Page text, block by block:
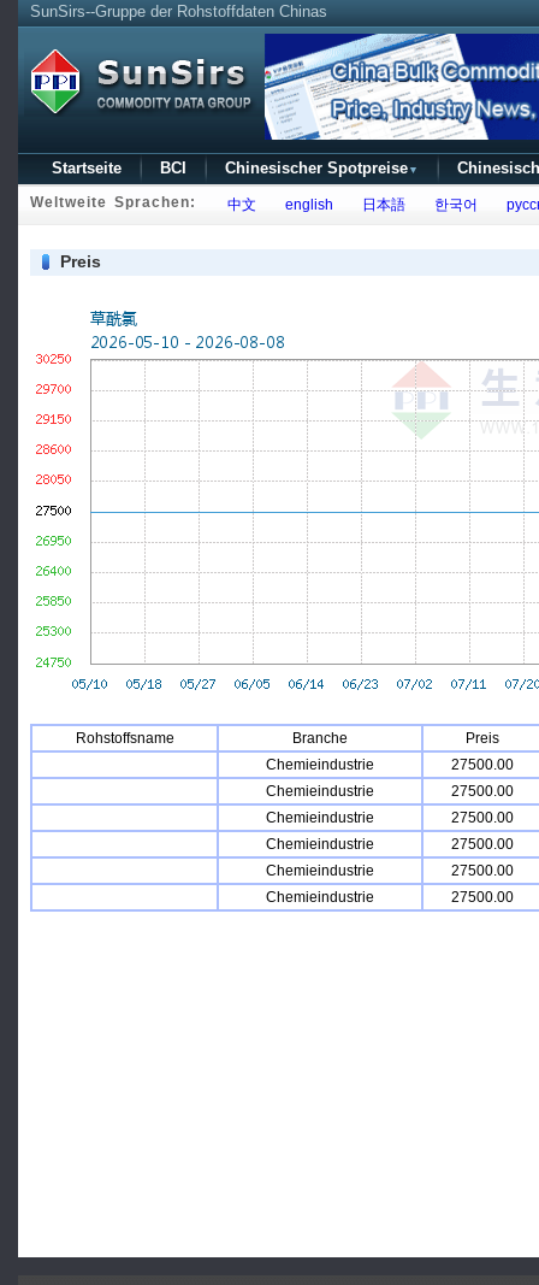
SunSirs--Gruppe der Rohstoffdaten Chinas
Startseite BCI Chinesischer Spotpreise ▼
Weltweite Sprachen: 中文 english 日本語 한국어
Preis
Rohstoffsname Branche
Preis
Chemieindustrie
27500.00
Chemieindustrie
27500.00
Chemieindustrie
27500.00
Chemieindustrie
27500.00
Chemieindustrie
27500.00
Chemieindustrie
27500.00